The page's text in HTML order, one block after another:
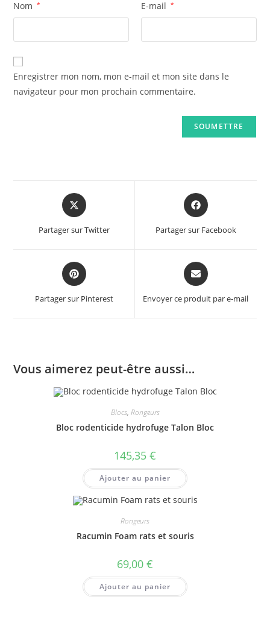
Nom * E-mail *
Enregistrer mon nom, mon e-mail et mon site dans le
navigateur pour mon prochain commentaire.
Opens
in
new
Partager sur Twitter
Opens
in
Partager sur Facebook
Opens
in
Partager sur Pinterest
Opens
in
new
Envoyer ce produit par e-mail
Vous aimerez peut-être aussi…
Blocs, Rongeurs
Bloc rodenticide hydrofuge Talon Bloc
145,35 €
Ajouter au panier
Rongeurs
Racumin Foam rats et souris
69,00 €
Ajouter au panier